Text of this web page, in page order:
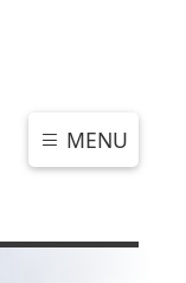
MENU